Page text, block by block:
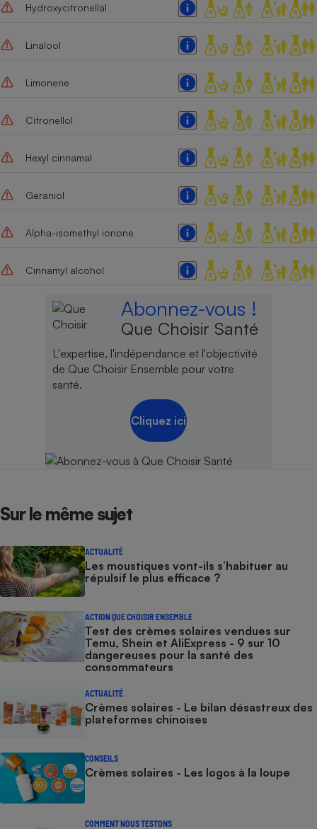
Hydroxycitronellal
Linalool
Limonene
Citronellol
Hexyl cinnamal
Geraniol
Alpha-isomethyl ionone
Cinnamyl alcohol
Abonnez-vous !
Que Choisir Santé
L'expertise, l'indépendance et l'objectivité
de Que Choisir Ensemble pour votre
santé.
Cliquez ici
Sur le même sujet
ACTUALITÉ
Les moustiques vont-ils s’habituer au
répulsif le plus efficace ?
ACTION QUE CHOISIR ENSEMBLE
Test des crèmes solaires vendues sur
Temu, Shein et AliExpress - 9 sur 10
dangereuses pour la santé des
consommateurs
ACTUALITÉ
Crèmes solaires - Le bilan désastreux des
plateformes chinoises
CONSEILS
Crèmes solaires - Les logos à la loupe
COMMENT NOUS TESTONS